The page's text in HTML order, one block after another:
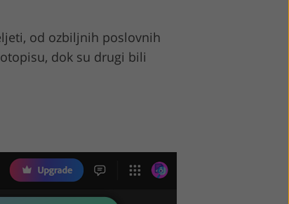
od ozbiljnih poslovnih
dok su drugi bili